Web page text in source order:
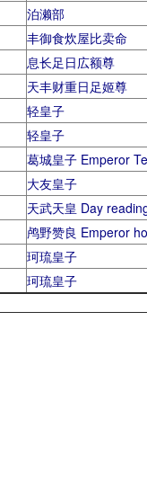
泊濑部
丰御食炊屋比卖命
息长足日広额尊
天丰财重日足姬尊
轻皇子
轻皇子
葛城皇子 Emperor
大友皇子
天武天皇 Day
鸬野赞良 Emperor
珂琉皇子
珂琉皇子